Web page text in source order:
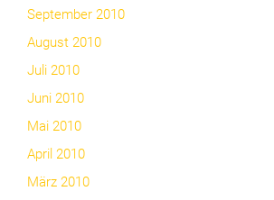
September 2010
August 2010
Juli 2010
Juni 2010
Mai 2010
April 2010
März 2010